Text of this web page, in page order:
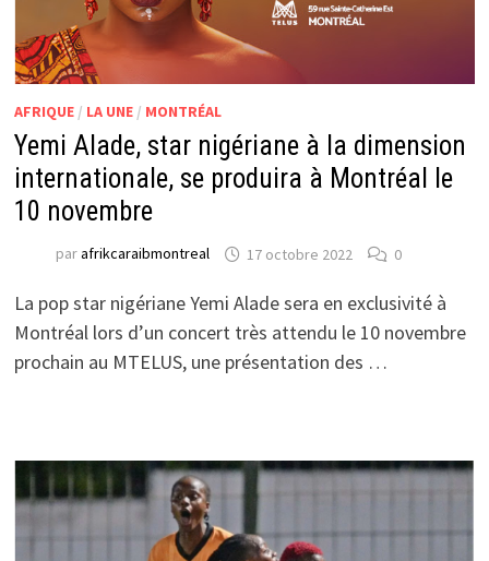
AFRIQUE/ LA UNE/ MONTRÉAL
Yemi Alade, star nigériane à la dimension
internationale, se produira à Montréal le
10 novembre
parafrikcaraibmontreal 17 octobre 2022 0
La pop star nigériane Yemi Alade sera en exclusivité à
Montréal lors d’un concert très attendu le 10 novembre
prochain au MTELUS, une présentation des …